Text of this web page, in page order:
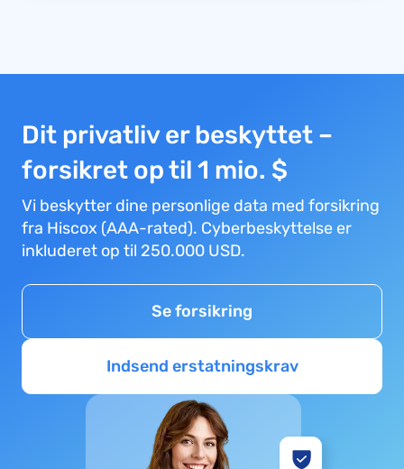
Dit privatliv er beskyttet –
forsikret op til 1 mio. $
Vi beskytter dine personlige data med forsikring
fra Hiscox (AAA-rated). Cyberbeskyttelse er
inkluderet op til 250.000 USD.
Se forsikring
Indsend erstatningskrav